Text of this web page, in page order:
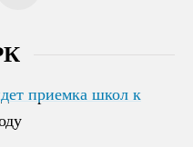
приемка школ к
приемка школ к